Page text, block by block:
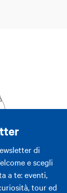
di
e scegli
a te: eventi,
tour ed